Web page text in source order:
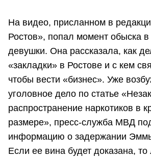
На видео, присланном в
Ростов», попал момент обыска
девушки. Она рассказала, как
«закладки» в Ростове и с кем
чтобы вести «бизнес». Уже
уголовное дело по статье
распространение наркотиков в
размере», пресс-служба МВД
информацию о задержании
Если ее вина будет доказана, то